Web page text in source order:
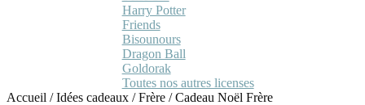
Harry Potter
Friends
Bisounours
Dragon Ball
Goldorak
Toutes nos autres licenses
Accueil /Idées cadeaux /Frère /Cadeau Noël Frère